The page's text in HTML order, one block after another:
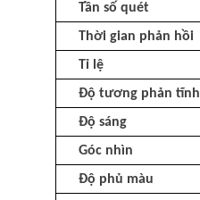
Tần số quét
Thời gian phản hồi
Tỉ lệ
Độ tương phản tĩnh
Độ sáng
Góc nhìn
Độ phủ màu